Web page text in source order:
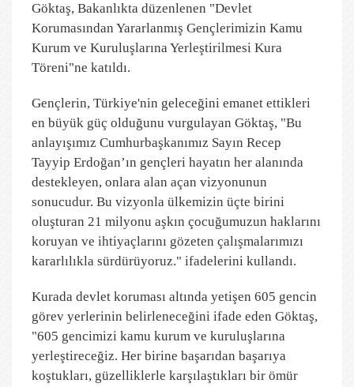
Göktaş, Bakanlıkta düzenlenen "Devlet
Korumasından Yararlanmış Gençlerimizin Kamu
Kurum ve Kuruluşlarına Yerleştirilmesi Kura
Töreni"ne katıldı.
Gençlerin, Türkiye'nin geleceğini emanet ettikleri
en büyük güç olduğunu vurgulayan Göktaş, "Bu
anlayışımız Cumhurbaşkanımız Sayın Recep
Tayyip Erdoğan’ın gençleri hayatın her alanında
destekleyen, onlara alan açan vizyonunun
sonucudur. Bu vizyonla ülkemizin üçte birini
oluşturan 21 milyonu aşkın çocuğumuzun haklarını
koruyan ve ihtiyaçlarını gözeten çalışmalarımızı
kararlılıkla sürdürüyoruz." ifadelerini kullandı.
Kurada devlet koruması altında yetişen 605 gencin
görev yerlerinin belirleneceğini ifade eden Göktaş,
"605 gencimizi kamu kurum ve kuruluşlarına
yerleştireceğiz. Her birine başarıdan başarıya
koştukları, güzelliklerle karşılaştıkları bir ömür